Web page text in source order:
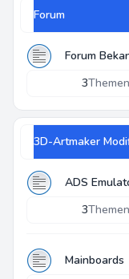
Forum
Forum
3Themen
3D-Artmaker
ADS
3Themen
Mainboards